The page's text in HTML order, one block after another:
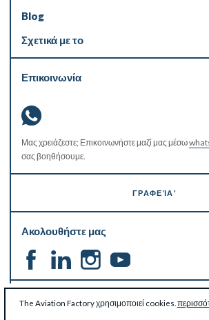
The Aviation Factory χρησιμοποιεί cookies.
Blog
Σχετικά με το
Επικοινωνία
Μας χρειάζεστε; Επικοινωνήστε μαζί μας μέσω
σας βοηθήσουμε.
ΓΡΑΦΕΊΑ'
Ακολουθήστε μας
ΜΕΊΝΕΤΕ ΕΝΗΜΕΡΩΜΈΝΟΙ